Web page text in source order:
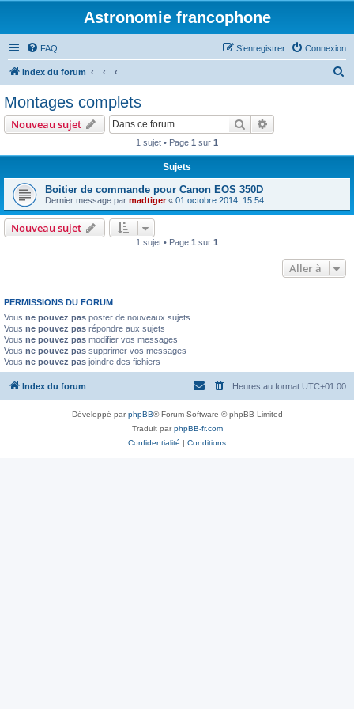
Astronomie francophone
FAQ Connexion
S’enregistrer
Index du forum
Montages complets
Nouveau sujet Rechercher
1 sujet • Page 1 sur 1
Sujets
Boitier de commande pour Canon EOS 350D
Dernier message par madtiger« 01 octobre 2014, 15:54
Nouveau sujet
1 sujet • Page 1 sur 1
Aller à
PERMISSIONS DU FORUM
Vous ne pouvez pas poster de nouveaux sujets
Vous ne pouvez pas répondre aux sujets
Vous ne pouvez pas modifier vos messages
Vous ne pouvez pas supprimer vos messages
Vous ne pouvez pas joindre des fichiers
Index du forum Heures au format UTC+01:00
Développé parphpBB® Forum Software © phpBB Limited
Traduit parphpBB-fr.com
Confidentialité | Conditions